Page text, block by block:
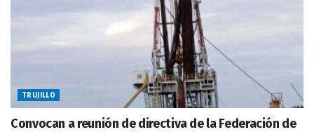
TRUJILLO
Convocan a reunión de directiva de la Federación de